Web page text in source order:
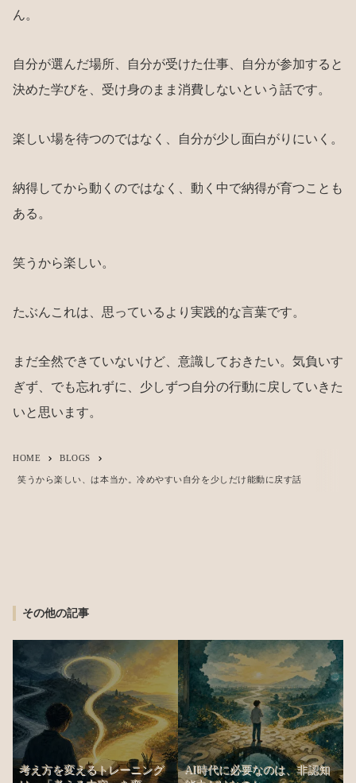
ん。
自分が選んだ場所、自分が受けた仕事、自分が参加すると
決めた学びを、受け身のまま消費しないという話です。
楽しい場を待つのではなく、自分が少し面白がりにいく。
納得してから動くのではなく、動く中で納得が育つことも
ある。
笑うから楽しい。
たぶんこれは、思っているより実践的な言葉です。
まだ全然できていないけど、意識しておきたい。気負いす
ぎず、でも忘れずに、少しずつ自分の行動に戻していきた
いと思います。
HOME keyboard_arrow_right BLOGS keyboard_arrow_right
笑うから楽しい、は本当か。冷めやすい自分を少しだけ能動に戻す話
その他の記事
考え方を変えるトレーニング
AI時代に必要なのは、非認知